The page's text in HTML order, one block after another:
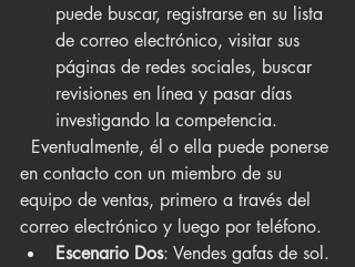
puede buscar, registrarse en su lista
de correo electrónico, visitar sus
páginas de redes sociales, buscar
revisiones en línea y pasar días
investigando la competencia.
en contacto con un miembro de su
equipo de ventas, primero a través del
correo electrónico y luego por teléfono.
Escenario Dos: Vendes gafas de sol.